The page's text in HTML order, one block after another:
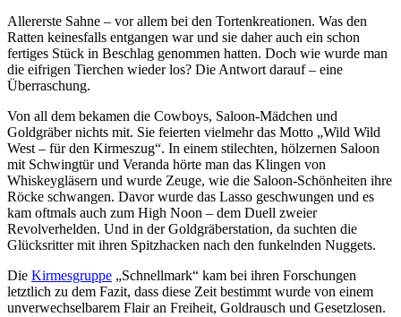
Allererste Sahne – vor allem bei den Tortenkreationen. Was den
Ratten keinesfalls entgangen war und sie daher auch ein schon
fertiges Stück in Beschlag genommen hatten. Doch wie wurde man
die eifrigen Tierchen wieder los? Die Antwort darauf – eine
Überraschung.
Von all dem bekamen die Cowboys, Saloon-Mädchen und
Goldgräber nichts mit. Sie feierten vielmehr das Motto „Wild Wild
West – für den Kirmeszug“. In einem stilechten, hölzernen Saloon
mit Schwingtür und Veranda hörte man das Klingen von
Whiskeygläsern und wurde Zeuge, wie die Saloon-Schönheiten ihre
Röcke schwangen. Davor wurde das Lasso geschwungen und es
kam oftmals auch zum High Noon – dem Duell zweier
Revolverhelden. Und in der Goldgräberstation, da suchten die
Glücksritter mit ihren Spitzhacken nach den funkelnden Nuggets.
Die Kirmesgruppe „Schnellmark“ kam bei ihren Forschungen
letztlich zu dem Fazit, dass diese Zeit bestimmt wurde von einem
unverwechselbarem Flair an Freiheit, Goldrausch und Gesetzlosen.